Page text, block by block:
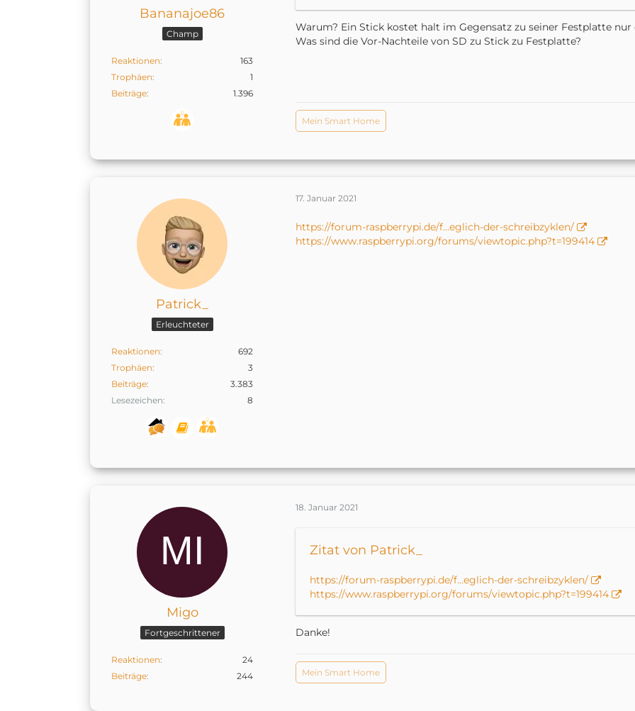
Bananajoe86
Champ
Reaktionen
163
Trophäen
1
Beiträge
1.396
Warum? Ein Stick kostet halt im Gegensatz zu seiner Festplatte
Was sind die Vor-Nachteile von SD zu Stick zu Festplatte?
Mein Smart Home
Patrick_
Erleuchteter
Reaktionen
692
Trophäen
3
Beiträge
3.383
Lesezeichen
8
17. Januar 2021
https://forum-raspberrypi.de/f…eglich-der-schreibzyklen/
https://www.raspberrypi.org/forums/viewtopic.php?t=199414
Migo
Fortgeschrittener
Reaktionen
24
Beiträge
244
18. Januar 2021
Zitat von Patrick_
https://forum-raspberrypi.de/f…eglich-der-schreibzyklen/
https://www.raspberrypi.org/forums/viewtopic.php?t=199414
Danke!
Mein Smart Home